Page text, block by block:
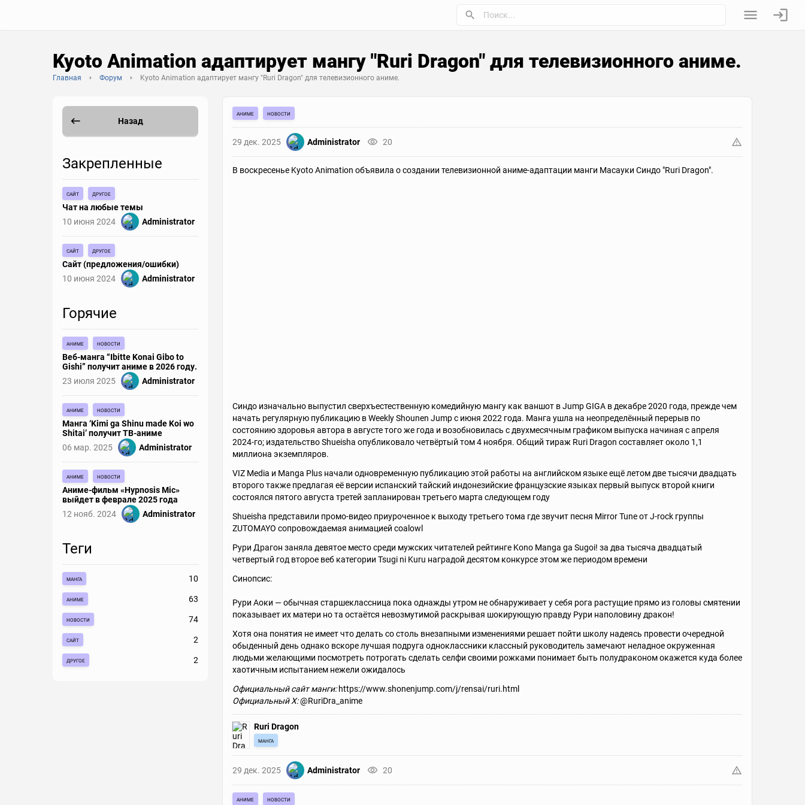
Kyoto Animation адаптирует мангу "Ruri Dragon" для телевизионного аниме.
Главная Форум Kyoto Animation адаптирует мангу "Ruri Dragon" для телевизионного аниме.
Назад
Закрепленные
сайт другое
Чат на любые темы
10 июня 2024
Administrator
сайт другое
Сайт (предложения/ошибки)
10 июня 2024
Administrator
Горячие
аниме новости
Веб-манга “Ibitte Konai Gibo to
Gishi” получит аниме в 2026 году.
23 июля 2025
Administrator
аниме новости
Манга ‘Kimi ga Shinu made Koi wo
Shitai’ получит ТВ-аниме
06 мар. 2025
Administrator
аниме новости
Аниме-фильм «Hypnosis Mic»
выйдет в феврале 2025 года
12 нояб. 2024
Administrator
Теги
манга 10
аниме 63
новости 74
сайт 2
другое 2
аниме новости
29 дек. 2025 Administrator 20
В воскресенье Kyoto Animation объявила о создании телевизионной аниме-адаптации манги Масауки Синдо "Ruri Dragon".
Синдо изначально выпустил сверхъестественную комедийную мангу как ваншот в Jump GIGA в декабре 2020 года, прежде чем
начать регулярную публикацию в Weekly Shounen Jump с июня 2022 года. Манга ушла на неопределённый перерыв по
состоянию здоровья автора в августе того же года и возобновилась с двухмесячным графиком выпуска начиная с апреля
2024-го; издательство Shueisha опубликовало четвёртый том 4 ноября. Общий тираж Ruri Dragon составляет около 1,1
миллиона экземпляров.
VIZ Media и Manga Plus начали одновременную публикацию этой работы на английском языке ещё летом две тысячи двадцать
второго также предлагая её версии испанский тайский индонезийские французские языках первый выпуск второй книги
состоялся пятого августа третей запланирован третьего марта следующем году
Shueisha представили промо-видео приуроченное к выходу третьего тома где звучит песня Mirror Tune от J-rock группы
ZUTOMAYO сопровождаемая анимацией coalowl
Рури Драгон заняла девятоe место среди мужских читателей рейтинге Kono Manga ga Sugoi! за два тысяча двадцатый
четвертый год второе веб категории Tsugi ni Kuru наградой десятом конкурсе этом же периодом времени
Синопсис:
Рури Аоки — обычная старшеклассница пока однажды утром не обнаруживает у себя рога растущие прямо из головы смятении
показывает их матери но та остаётся невозмутимой раскрывая шокирующую правду Рури наполовину дракон!
Хотя она понятия не имеет что делать со столь внезапными изменениями решает пойти школу надеясь провести очередной
обыденный день однако вскоре лучшая подруга одноклассники классный руководитель замечают неладное окруженная
людьми желающими посмотреть потрогать сделать селфи своими рожками понимает быть полудраконом окажется куда более
хаотичным испытанием нежели ожидалось
Официальный сайт манги:https://www.shonenjump.com/j/rensai/ruri.html
Официальный X:@RuriDra_anime
Ruri Dragon
манга
29 дек. 2025 Administrator 20
аниме новости